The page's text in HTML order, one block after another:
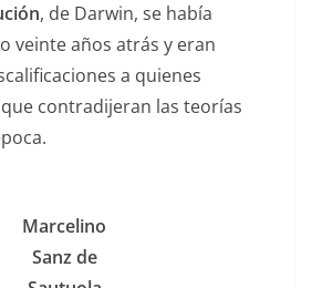
, de Darwin, se había
veinte años atrás y eran
a quienes
contradijeran las teorías
Marcelino
Sanz de